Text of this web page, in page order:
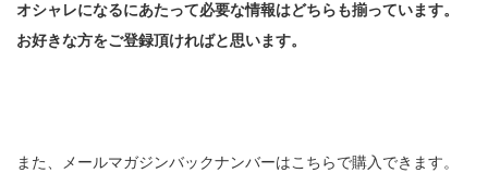
オシャレになるにあたって必要な情報はどちらも揃っています。
お好きな方をご登録頂ければと思います。
また、メールマガジンバックナンバーはこちらで購入できます。